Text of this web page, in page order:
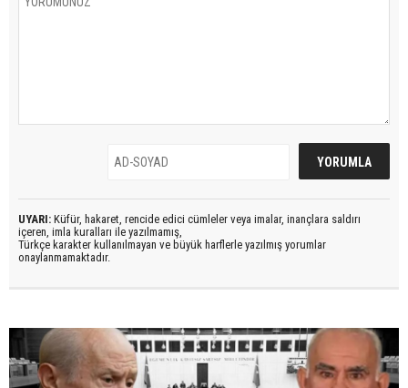
UYARI: Küfür, hakaret, rencide edici cümleler veya imalar, inançlara saldırı
içeren, imla kuralları ile yazılmamış,
Türkçe karakter kullanılmayan ve büyük harflerle yazılmış yorumlar
onaylanmamaktadır.